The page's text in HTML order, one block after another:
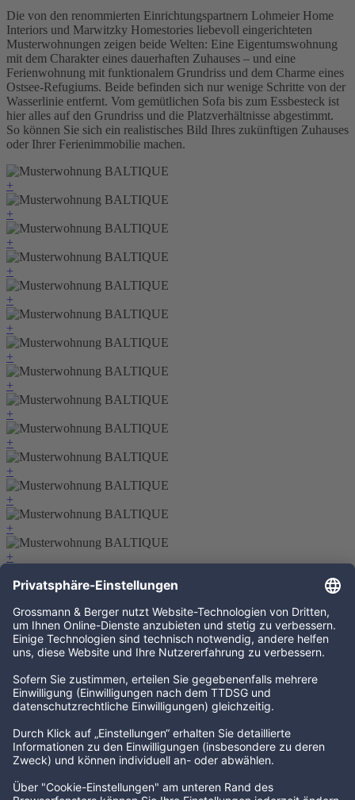
Die von den renommierten Einrichtungspartnern Lohmeier Home
Interiors und Marwitzky Homestories liebevoll eingerichteten
Musterwohnungen zeigen beide Welten: Eine Eigentumswohnung
mit dem Charakter eines dauerhaften Zuhauses – und eine
Ferienwohnung mit funktionalem Grundriss und dem Charme eines
Ostsee-Refugiums. Beide befinden sich nur wenige Schritte von der
Wasserlinie entfernt. Vom gemütlichen Sofa bis zum Essbesteck ist
hier alles auf den Grundriss und die Platzverhältnisse abgestimmt.
So können Sie sich ein realistisches Bild Ihres zukünftigen Zuhauses
oder Ihrer Ferienimmobilie machen.
+
+
+
+
+
+
+
+
+
+
+
+
+
+
Für Fragen rund um die Ausstattung Ihrer Wohnung stehen Ihnen
unsere beiden Einrichter Lohmeier Home Interiors und Marwitzky
Homestories gerne als persönliche Ansprechpartner zur Verfügung.
Ein Projekt von